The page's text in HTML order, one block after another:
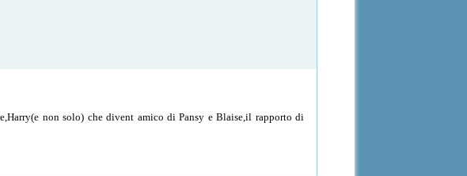
non solo) che divent amico di Pansy e Blaise,il rapporto di